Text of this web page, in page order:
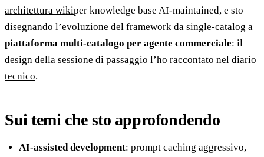
architettura wikiper knowledge base AI-maintained, e sto
disegnando l’evoluzione del framework da single-catalog a
piattaforma multi-catalogo per agente commerciale: il
design della sessione di passaggio l’ho raccontato nel diario
tecnico.
Sui temi che sto approfondendo
AI-assisted development: prompt caching aggressivo,